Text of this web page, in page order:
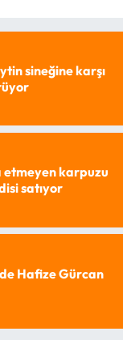
sineğine karşı
karpuzu
satıyor
Hafize Gürcan